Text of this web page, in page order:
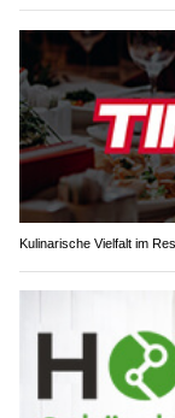
Kulinarische Vielfalt im